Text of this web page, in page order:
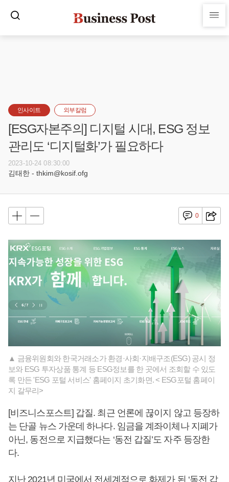
인사이트 외부칼럼
[ESG자본주의] 디지털 시대, ESG 정보
관리도 ‘디지털화’가 필요하다
2023-10-24 08:30:00
김태한 - thkim@kosif.ofg
0
▲ 금융위원회와 한국거래소가 환경·사회·지배구조(ESG) 공시 정
보와 ESG 투자상품 통계 등 ESG정보를 한 곳에서 조회할 수 있도
록 만든 'ESG 포털 서비스' 홈페이지 초기화면. < ESG포털 홈페이
지 갈무리>
[비즈니스포스트] 갑질. 최근 언론에 끊이지 않고 등장하
는 단골 뉴스 가운데 하나다. 임금을 계좌이체나 지폐가
아닌, 동전으로 지급했다는 ‘동전 갑질’도 자주 등장한
다.
지난 2021년 미국에서 전세계적으로 화제가 된 ‘동전 갑